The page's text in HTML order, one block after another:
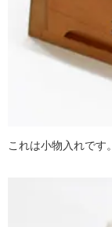
これは小物入れです。